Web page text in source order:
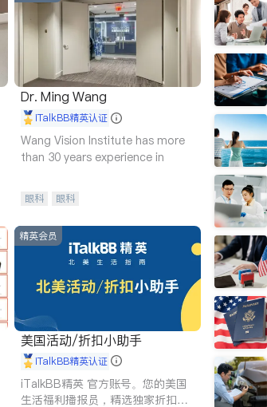
Dr. Ming Wang
iTalkBB精英认证
Wang Vision Institute has more
than 30 years experience in
眼科 眼科
精英会员
美国活动/折扣小助手
iTalkBB精英认证
iTalkBB精英 官方账号。您的美国
生活福利播报员，精选独家折扣、